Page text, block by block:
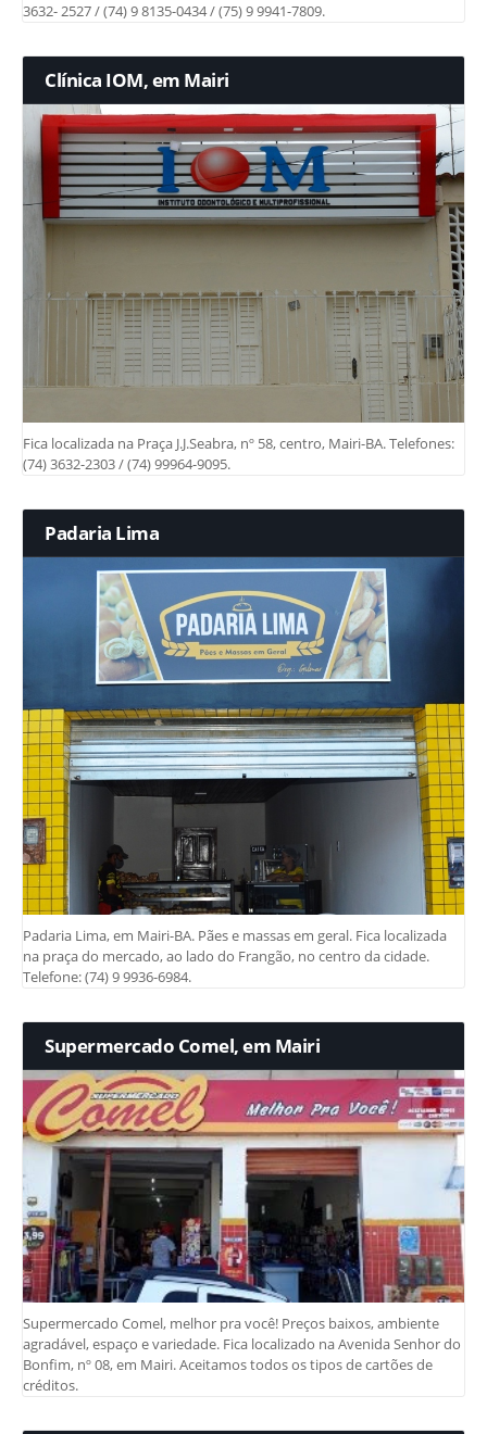
3632- 2527 / (74) 9 8135-0434 / (75) 9 9941-7809.
Clínica IOM, em Mairi
Fica localizada na Praça J.J.Seabra, nº 58, centro, Mairi-BA. Telefones:
(74) 3632-2303 / (74) 99964-9095.
Padaria Lima
Padaria Lima, em Mairi-BA. Pães e massas em geral. Fica localizada
na praça do mercado, ao lado do Frangão, no centro da cidade.
Telefone: (74) 9 9936-6984.
Supermercado Comel, em Mairi
Supermercado Comel, melhor pra você! Preços baixos, ambiente
agradável, espaço e variedade. Fica localizado na Avenida Senhor do
Bonfim, nº 08, em Mairi. Aceitamos todos os tipos de cartões de
créditos.